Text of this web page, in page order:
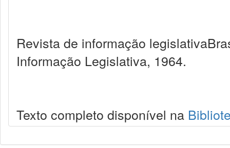
Revista de informação
Informação Legislativa, 1964.
Texto completo disponível na